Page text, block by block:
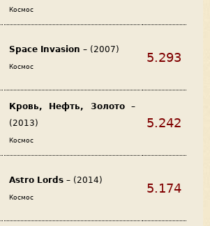
Космос
Space Invasion – (2007)
Космос
5.293
Кровь, Нефть, Золото–
(2013)
Космос
5.242
Astro Lords – (2014)
Космос
5.174